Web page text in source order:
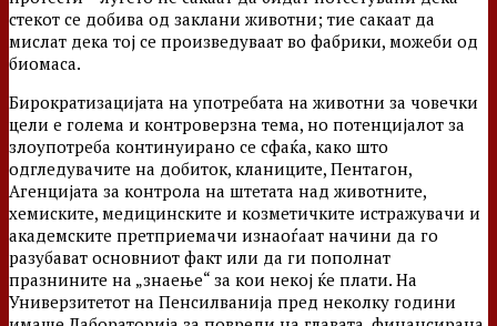
стекот се добива од заклани животни; тие сакаат да
мислат дека тој се произведуваат во фабрики, можеби од
биомаса.
Бирократизацијата на употребата на животни за човечки
цели е голема и контроверзна тема, но потенцијалот за
злоупотреба континуирано се сфаќа, како што
одгледувачите на добиток, кланиците, Пентагон,
Агенцијата за контрола на штетата над животните,
хемиските, медицинските и козметичките истражувачи и
академските претприемачи изнаоѓаат начини да го
разубават основниот факт или да ги пополнат
празнините на „знаење“ за кои некој ќе плати. На
Универзитетот на Пенсилванија пред неколку години